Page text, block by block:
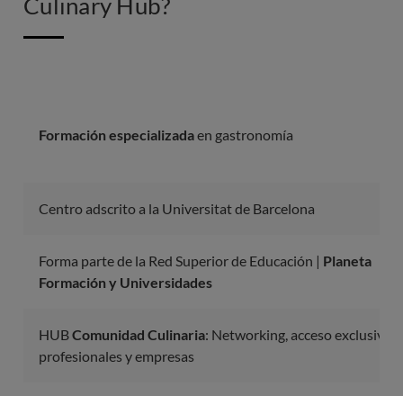
Culinary Hub?
Formación especializadaen gastronomía
Centro adscrito a la Universitat de Barcelona
Forma parte de la Red Superior de Educación | Planeta
Formación y Universidades
HUBComunidad Culinaria: Networking, acceso exclusivo a
profesionales y empresas